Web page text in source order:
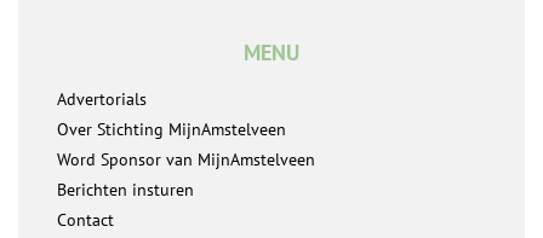
MENU
Advertorials
Over Stichting MijnAmstelveen
Word Sponsor van MijnAmstelveen
Berichten insturen
Contact